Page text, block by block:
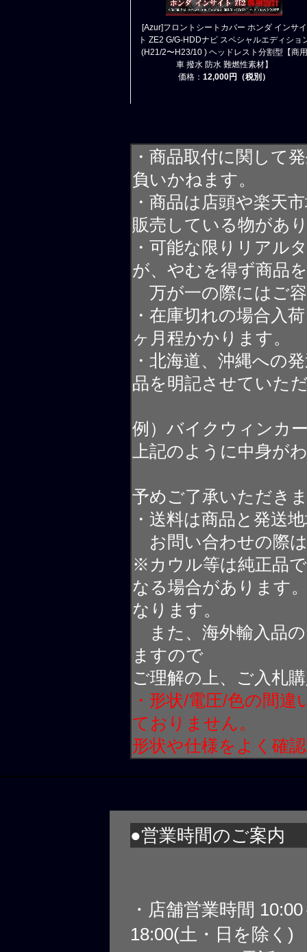
[Azur]フロントシートカバー ホンダ インサイ
ト ZE2 G/G-HDDナビ スペシャルエディショ
(H21/2〜H23/10 ) ヘッドレスト分割型【商用
車 撥水 防水 難燃性素材】
価格： 12,000円（税別）
・商品取付に関して
負いかねます。
・商品は店頭や楽天
販売している物があ
・可能な限りリアル
が、やむを得ず商品
万が一の際にはご
・在庫切れの場合入
ヶ月程かかります。
・北海道、沖縄への
品を明記させていた
例）バイクウィンカ
上記のように中身が
予めご了承いただき
・送料は商品と発送
お問い合わせの際
※カウル等は純正品
なる場合があります
なります。
また、海外輸入品
ますので
ご理解の上、ご入札
・形状/電圧/色の間
ておりません。
形状や仕様をよく確
●営業時間のご案内
・店舗営業時間
18:00(土・日を除く)